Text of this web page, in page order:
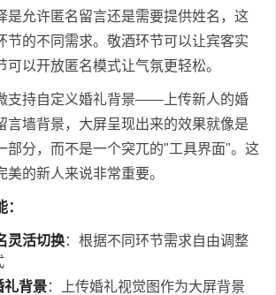
是允许匿名留言还是需要提供姓名，这
节的不同需求。敬酒环节可以让宾客实
可以开放匿名模式让气氛更轻松。
支持自定义婚礼背景——上传新人的婚
言墙背景，大屏呈现出来的效果就像是
部分，而不是一个突兀的"工具界面"。这
美的新人来说非常重要。
灵活切换：根据不同环节需求自由调整
礼背景：上传婚礼视觉图作为大屏背景